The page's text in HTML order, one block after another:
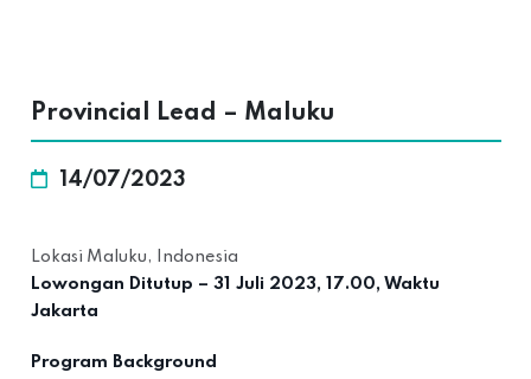
Provincial Lead – Maluku
14/07/2023
Lokasi Maluku, Indonesia
Lowongan Ditutup – 31 Juli 2023, 17.00, Waktu
Jakarta
Program Background